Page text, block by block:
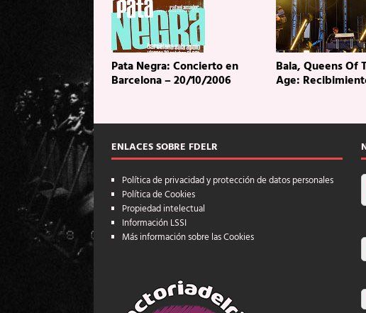
Pata Negra: Concierto en
Barcelona – 20/10/2006
Bala, Queens Of
Age:
ENLACES SOBRE FDELR
Política de privacidad y protección de datos personales
Política de Cookies
Propiedad intelectual
Información LSSI
Más información sobre las Cookies